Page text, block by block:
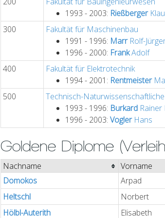
1993 - 2003: Rießberger
300
Fakultät für Maschinenbau
1991 - 1996: MarrRolf-
1996 - 2000: FrankAdolf
400
Fakultät für Elektrotechnik
1994 - 2001: Rentmeister
500
Technisch-
1993 - 1996: Burkard Rainer
1996 - 2003: VoglerHans
Goldene Diplome
Nachname Vorname
Domokos
Arpad
Heltschl
Norbert
Hölbl-Auterith
Elisabeth